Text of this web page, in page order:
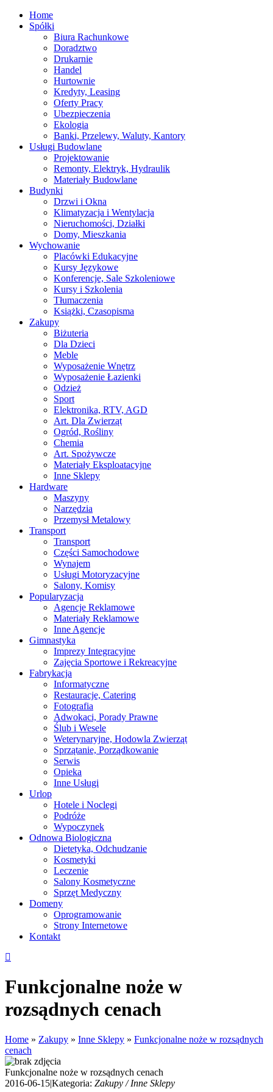
Home
Spółki
Biura Rachunkowe
Doradztwo
Drukarnie
Handel
Hurtownie
Kredyty, Leasing
Oferty Pracy
Ubezpieczenia
Ekologia
Banki, Przelewy, Waluty, Kantory
Usługi Budowlane
Projektowanie
Remonty, Elektryk, Hydraulik
Materiały Budowlane
Budynki
Drzwi i Okna
Klimatyzacja i Wentylacja
Nieruchomości, Działki
Domy, Mieszkania
Wychowanie
Placówki Edukacyjne
Kursy Językowe
Konferencje, Sale Szkoleniowe
Kursy i Szkolenia
Tłumaczenia
Książki, Czasopisma
Zakupy
Biżuteria
Dla Dzieci
Meble
Wyposażenie Wnętrz
Wyposażenie Łazienki
Odzież
Sport
Elektronika, RTV, AGD
Art. Dla Zwierząt
Ogród, Rośliny
Chemia
Art. Spożywcze
Materiały Eksploatacyjne
Inne Sklepy
Hardware
Maszyny
Narzędzia
Przemysł Metalowy
Transport
Transport
Części Samochodowe
Wynajem
Usługi Motoryzacyjne
Salony, Komisy
Popularyzacja
Agencje Reklamowe
Materiały Reklamowe
Inne Agencje
Gimnastyka
Imprezy Integracyjne
Zajęcia Sportowe i Rekreacyjne
Fabrykacja
Informatyczne
Restauracje, Catering
Fotografia
Adwokaci, Porady Prawne
Ślub i Wesele
Weterynaryjne, Hodowla Zwierząt
Sprzątanie, Porządkowanie
Serwis
Opieka
Inne Usługi
Urlop
Hotele i Noclegi
Podróże
Wypoczynek
Odnowa Biologiczna
Dietetyka, Odchudzanie
Kosmetyki
Leczenie
Salony Kosmetyczne
Sprzęt Medyczny
Domeny
Oprogramowanie
Strony Internetowe
Kontakt
Funkcjonalne noże w
rozsądnych cenach
Home » Zakupy » Inne Sklepy » Funkcjonalne noże w rozsądnych
cenach
Funkcjonalne noże w rozsądnych cenach
2016-06-15|Kategoria: Zakupy / Inne Sklepy